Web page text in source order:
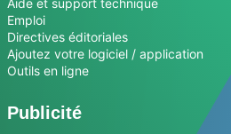
Aide et support technique
Emploi
Directives éditoriales
Ajoutez votre logiciel / application
Outils en ligne
Publicité